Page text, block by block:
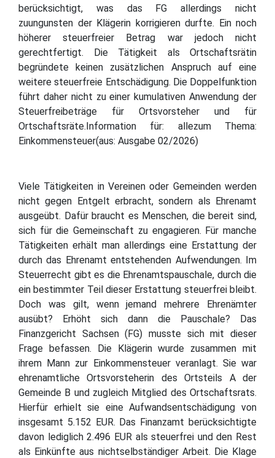
berücksichtigt, was das FG allerdings nicht
zuungunsten der Klägerin korrigieren durfte. Ein noch
höherer steuerfreier Betrag war jedoch nicht
gerechtfertigt. Die Tätigkeit als Ortschaftsrätin
begründete keinen zusätzlichen Anspruch auf eine
weitere steuerfreie Entschädigung. Die Doppelfunktion
führt daher nicht zu einer kumulativen Anwendung der
Steuerfreibeträge für Ortsvorsteher und für
Ortschaftsräte.Information für: allezum Thema:
Einkommensteuer(aus: Ausgabe 02/2026)
Viele Tätigkeiten in Vereinen oder Gemeinden werden
nicht gegen Entgelt erbracht, sondern als Ehrenamt
ausgeübt. Dafür braucht es Menschen, die bereit sind,
sich für die Gemeinschaft zu engagieren. Für manche
Tätigkeiten erhält man allerdings eine Erstattung der
durch das Ehrenamt entstehenden Aufwendungen. Im
Steuerrecht gibt es die Ehrenamtspauschale, durch die
ein bestimmter Teil dieser Erstattung steuerfrei bleibt.
Doch was gilt, wenn jemand mehrere Ehrenämter
ausübt? Erhöht sich dann die Pauschale? Das
Finanzgericht Sachsen (FG) musste sich mit dieser
Frage befassen. Die Klägerin wurde zusammen mit
ihrem Mann zur Einkommensteuer veranlagt. Sie war
ehrenamtliche Ortsvorsteherin des Ortsteils A der
Gemeinde B und zugleich Mitglied des Ortschaftsrats.
Hierfür erhielt sie eine Aufwandsentschädigung von
insgesamt 5.152 EUR. Das Finanzamt berücksichtigte
davon lediglich 2.496 EUR als steuerfrei und den Rest
als Einkünfte aus nichtselbständiger Arbeit. Die Klage